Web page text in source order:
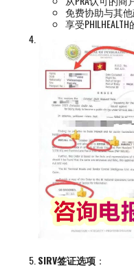
免费协助与其他
享受
SIRV签证选项 ：